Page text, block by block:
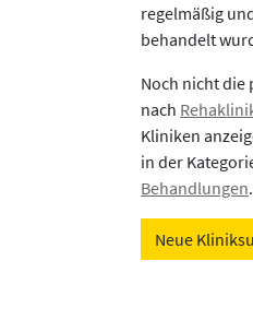
regelmäßig
behandelt
Noch nicht die
nach
Kliniken
in der
Behandlungen.
Neue